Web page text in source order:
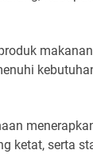
ketat, serta